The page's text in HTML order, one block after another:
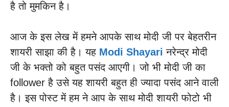
है तो मुमकिन है।
आज के इस लेख में हमने आपके साथ मोदी जी पर बेहतरीन
शायरी साझा की है। यह Modi Shayari नरेन्द्र मोदी
जी के भक्तो को बहुत पसंद आएगी। जो भी मोदी जी का
follower है उसे यह शायरी बहुत ही ज्यादा पसंद आने वाली
है। इस पोस्ट में हम ने आप के साथ मोदी शायरी फोटो भी